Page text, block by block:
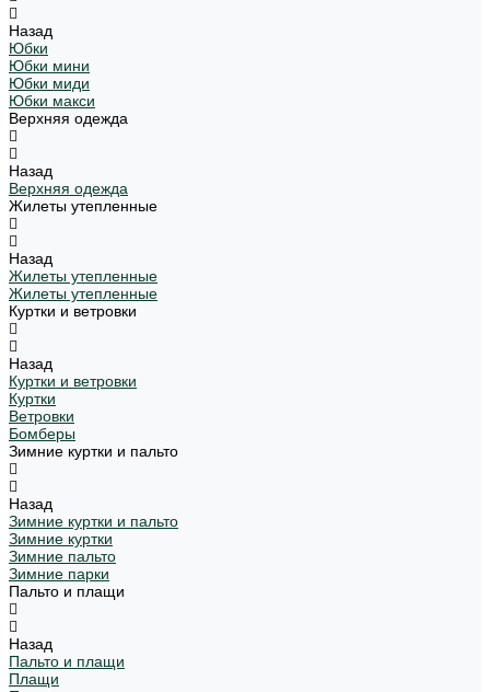
Назад
Юбки
Юбки мини
Юбки миди
Юбки макси
Верхняя одежда
Назад
Верхняя одежда
Жилеты утепленные
Назад
Жилеты утепленные
Жилеты утепленные
Куртки и ветровки
Назад
Куртки и ветровки
Куртки
Ветровки
Бомберы
Зимние куртки и пальто
Назад
Зимние куртки и пальто
Зимние куртки
Зимние пальто
Зимние парки
Пальто и плащи
Назад
Пальто и плащи
Плащи